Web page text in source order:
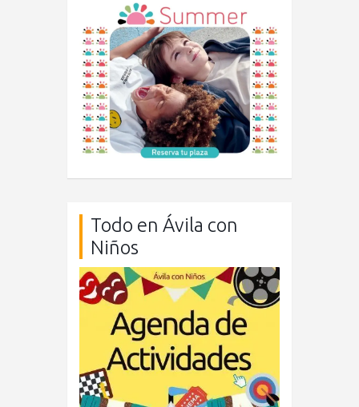
Todo en Ávila con
Niños